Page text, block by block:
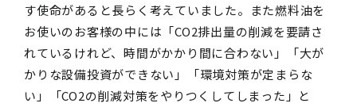
す使命があると長らく考えていました。また燃料油を
お使いのお客様の中には「CO2排出量の削減を要請さ
れているけれど、時間がかかり間に合わない」「大が
かりな設備投資ができない」「環境対策が定まらな
い」「CO2の削減対策をやりつくしてしまった」と